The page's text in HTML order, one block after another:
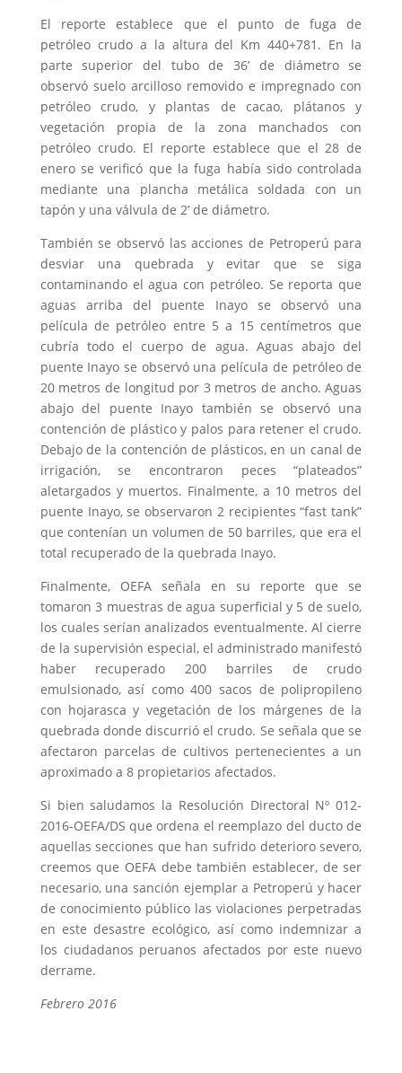
El reporte establece que el punto de fuga de
petróleo crudo a la altura del Km 440+781. En la
parte superior del tubo de 36’ de diámetro se
observó suelo arcilloso removido e impregnado con
petróleo crudo, y plantas de cacao, plátanos y
vegetación propia de la zona manchados con
petróleo crudo. El reporte establece que el 28 de
enero se verificó que la fuga había sido controlada
mediante una plancha metálica soldada con un
tapón y una válvula de 2’ de diámetro.
También se observó las acciones de Petroperú para
desviar una quebrada y evitar que se siga
contaminando el agua con petróleo. Se reporta que
aguas arriba del puente Inayo se observó una
película de petróleo entre 5 a 15 centímetros que
cubría todo el cuerpo de agua. Aguas abajo del
puente Inayo se observó una película de petróleo de
20 metros de longitud por 3 metros de ancho. Aguas
abajo del puente Inayo también se observó una
contención de plástico y palos para retener el crudo.
Debajo de la contención de plásticos, en un canal de
irrigación, se encontraron peces “plateados”
aletargados y muertos. Finalmente, a 10 metros del
puente Inayo, se observaron 2 recipientes “fast tank”
que contenían un volumen de 50 barriles, que era el
total recuperado de la quebrada Inayo.
Finalmente, OEFA señala en su reporte que se
tomaron 3 muestras de agua superficial y 5 de suelo,
los cuales serían analizados eventualmente. Al cierre
de la supervisión especial, el administrado manifestó
haber recuperado 200 barriles de crudo
emulsionado, así como 400 sacos de polipropileno
con hojarasca y vegetación de los márgenes de la
quebrada donde discurrió el crudo. Se señala que se
afectaron parcelas de cultivos pertenecientes a un
aproximado a 8 propietarios afectados.
Si bien saludamos la Resolución Directoral Nº 012-
2016-OEFA/DS que ordena el reemplazo del ducto de
aquellas secciones que han sufrido deterioro severo,
creemos que OEFA debe también establecer, de ser
necesario, una sanción ejemplar a Petroperú y hacer
de conocimiento público las violaciones perpetradas
en este desastre ecológico, así como indemnizar a
los ciudadanos peruanos afectados por este nuevo
derrame.
Febrero 2016